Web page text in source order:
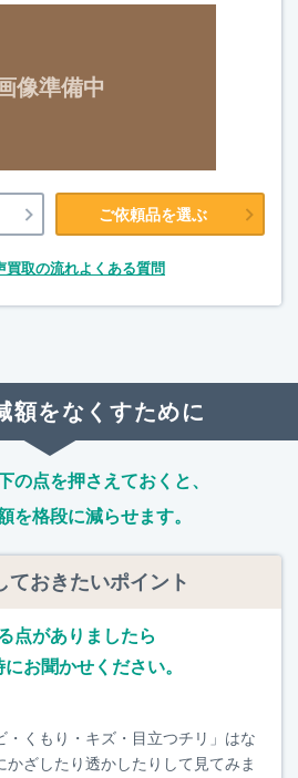
像準備中
ご依頼品を選ぶ
買取の流れよくある質問
額をなくすために
の点を押さえておくと、
を格段に減らせます。
ておきたいポイント
点がありましたら
お聞かせください。
・くもり・キズ・目立つチリ」はな
かざしたり透かしたりして見てみま